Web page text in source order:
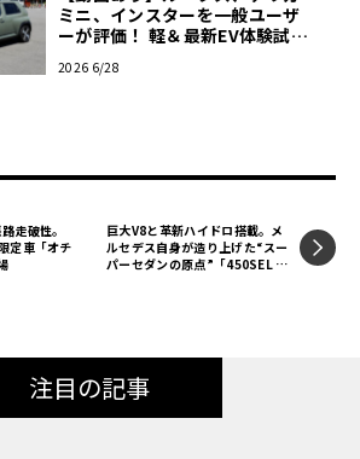
ミニ、インスターを一般ユーザ
ーが評価！ 軽＆最新EV体験試乗
ート2026横浜】
2026 6/28
走破性。
定車「オチ
巨大V8と革新ハイドロ搭載。メ
ルセデス自身が造り上げた“スー
パーセダンの原点”「450SEL 6.
注目の記事